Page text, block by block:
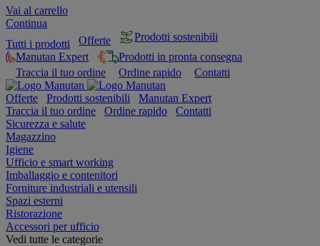
Vai al carrello
Continua
Tutti i prodotti
Offerte
Prodotti sostenibili
Manutan Expert
Prodotti in pronta consegna
Traccia il tuo ordine
Ordine rapido Contatti
Offerte Prodotti sostenibili
Manutan Expert
Traccia il tuo ordine
Ordine rapido
Contatti
Sicurezza e salute
Magazzino
Igiene
Ufficio e smart working
Imballaggio e contenitori
Forniture industriali e utensili
Spazi esterni
Ristorazione
Accessori per ufficio
Vedi tutte le categorie